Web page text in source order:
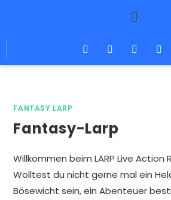
FANTASY LARP
Fantasy-Larp
Willkommen beim LARP Live Action
Wolltest du nicht gerne mal ein
Bösewicht sein, ein Abenteuer